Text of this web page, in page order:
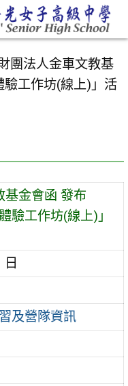
團法人金車文教基
驗工作坊(線上)」活
基金會函 發布
驗工作坊(線上)」
及營隊資訊